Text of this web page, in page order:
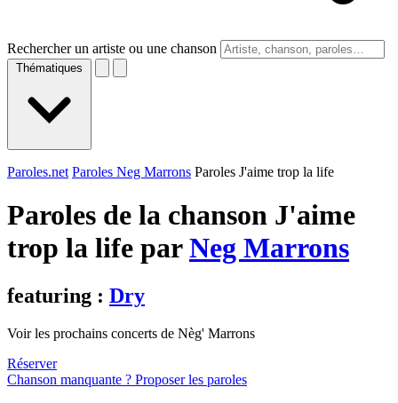
Rechercher un artiste ou une chanson
Thématiques
Paroles.net Paroles Neg Marrons Paroles J'aime trop la life
Paroles de la chanson J'aime
trop la life parNeg Marrons
featuring : Dry
Voir les prochains concerts de Nèg' Marrons
Réserver
Chanson manquante ? Proposer les paroles